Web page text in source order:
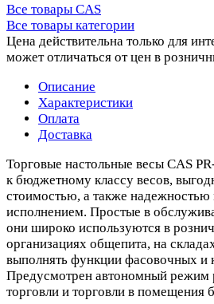
Все товары CAS
Все товары категории
Цена действительна только для
может отличаться от цен в
Описание
Характеристики
Оплата
Доставка
Торговые настольные весы CAS
к бюджетному классу весов,
стоимостью, а также надежностью
исполнением. Простые в
они широко используются в
организациях общепита, на
выполнять функции фасовочных и
Предусмотрен автономный режим
торговли и торговли в помещения